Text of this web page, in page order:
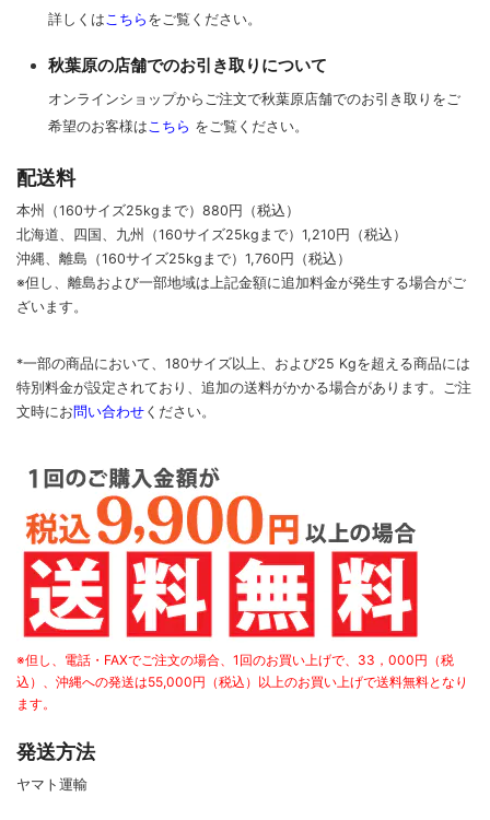
詳しくはこちら をご覧ください。
秋葉原の店舗でのお引き取りについて
オンラインショップからご注文で秋葉原店舗でのお引き取りをご
希望のお客様はこちら をご覧ください。
配送料
本州（160サイズ25kgまで）880円（税込）
北海道、四国、九州
（160サイズ25kgまで） 1,210円（税込）
沖縄、離島 （160サイズ25kgまで） 1,760円（税込）
※但し、離島および一部地域は上記金額に追加料金が発生する場合がご
ざいます。
*一部の商品において、180サイズ以上、および25 Kgを超える商品には
特別料金が設定されており、追加の送料がかかる場合があります。 ご注
文時にお問い合わせ ください。
※但し、電話・FAXでご注文の場合、1回のお買い上げで、33，000円（税
込）、沖縄への発送は55,000円（税込）以上のお買い上げで送料無料となり
ます。
発送方法
ヤマト運輸